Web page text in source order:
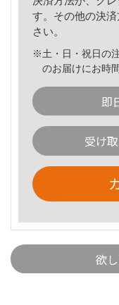
す。その他の決
さい。
※土・日・祝日の
のお届けにお時
即
受け
欲